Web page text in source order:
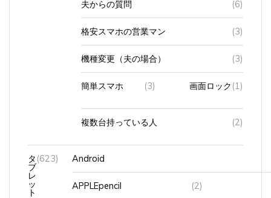
格安スマホの営業マン (3)
機種変更（夫の場合） (3)
簡単スマホ (3) 画面ロック (1)
複数台持っている人 (2)
タ
ブ
レ
ッ
ト
(623) Android
APPLEpencil (2)